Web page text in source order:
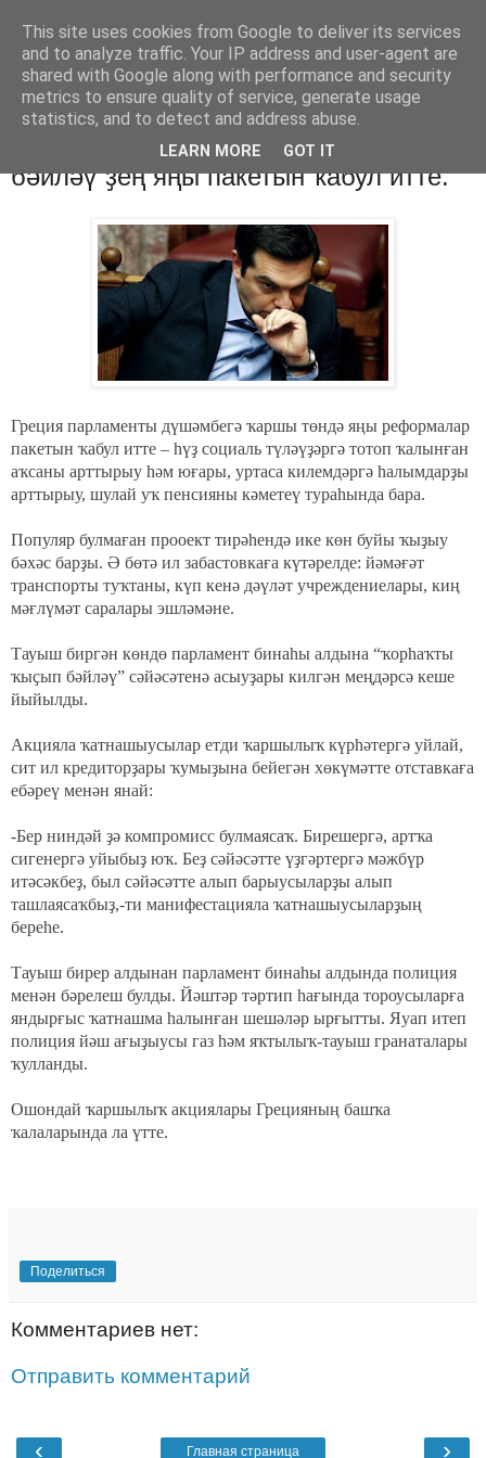
Хәбәрҙәр
понедельник, 9 мая 2016 г.
Греция: парламент “ҡорһаҡты ҡыҫып
бәйләү”ҙең яңы пакетын ҡабул итте.
Греция парламенты дүшәмбегә ҡаршы төндә яңы реформалар
пакетын ҡабул итте – һүҙ социаль түләүҙәргә тотоп ҡалынған
аҡсаны арттырыу һәм юғары, уртаса килемдәргә һалымдарҙы
арттырыу, шулай уҡ пенсияны кәметеү тураһында бара.
Популяр булмаған прооект тирәһендә ике көн буйы ҡыҙыу
бәхәс барҙы. Ә бөтә ил забастовкаға күтәрелде: йәмәғәт
транспорты туҡтаны, күп кенә дәүләт учреждениелары, киң
мәғлүмәт саралары эшләмәне.
Тауыш биргән көндө парламент бинаһы алдына “ҡорһаҡты
ҡыҫып бәйләү” сәйәсәтенә асыуҙары килгән меңдәрсә кеше
йыйылды.
Акцияла ҡатнашыусылар етди ҡаршылыҡ күрһәтергә уйлай,
сит ил кредиторҙары ҡумыҙына бейегән хөкүмәтте отставкаға
ебәреү менән янай:
-Бер ниндәй ҙә компромисс булмаясаҡ. Бирешергә, артҡа
сигенергә уйыбыҙ юҡ. Беҙ сәйәсәтте үҙгәртергә мәжбүр
итәсәкбеҙ, был сәйәсәтте алып барыусыларҙы алып
ташлаясаҡбыҙ,-ти манифестацияла ҡатнашыусыларҙың
береһе.
Тауыш бирер алдынан парламент бинаһы алдында полиция
менән бәрелеш булды. Йәштәр тәртип һағында тороусыларға
яндырғыс ҡатнашма һалынған шешәләр ырғытты. Яуап итеп
полиция йәш ағыҙыусы газ һәм яҡтылыҡ-тауыш гранаталары
ҡулланды.
Ошондай ҡаршылыҡ акциялары Грецияның башҡа
ҡалаларында ла үтте.
Поделиться
Комментариев нет:
Отправить комментарий
‹ ›
Главная страница
This site uses cookies from Google to deliver its services
and to analyze traffic. Your IP address and user-agent are
shared with Google along with performance and security
metrics to ensure quality of service, generate usage
statistics, and to detect and address abuse.
LEARN MORE GOT IT